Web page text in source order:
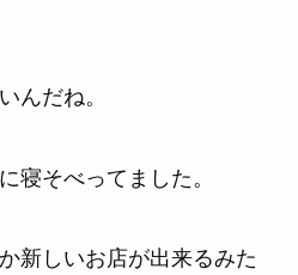
んだね。
寝そべってました。
新しいお店が出来るみた